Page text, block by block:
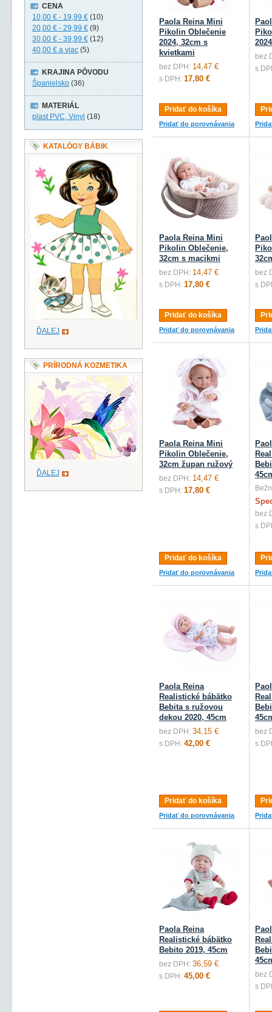
Paola Reina Mini
Pikolin Oblečenie
2024, 32cm s
kvietkami
bez DPH: 14,47 €
s DPH: 17,80 €
Pridať do košíka
Pridať do porovnávania
bez
s
Paola Reina Mini
Pikolin Oblečenie,
32cm s macikmi
bez DPH: 14,47 €
s DPH: 17,80 €
Pridať do košíka
Pridať do porovnávania
bez
s
Paola Reina Mini
Pikolin Oblečenie,
32cm župan ružový
bez DPH: 14,47 €
s DPH: 17,80 €
Pridať do košíka
Pridať do porovnávania
bez
s
Paola Reina
Realistické bábätko
Bebita s ružovou
dekou 2020, 45cm
bez DPH: 34,15 €
s DPH: 42,00 €
Pridať do košíka
Pridať do porovnávania
bez
s
Paola Reina
Realistické bábätko
Bebito 2019, 45cm
bez DPH: 36,59 €
s DPH: 45,00 €
bez
s
CENA
10,00 € - 19,99 € (10)
20,00 € - 29,99 € (9)
30,00 € - 39,99 € (12)
40,00 € a viac (5)
KRAJINA PÔVODU
Španielsko (36)
MATERIÁL
plast PVC, Vinyl (18)
KATALÓGY BÁBIK
ĎALEJ
PRÍRODNÁ KOZMETIKA
ĎALEJ